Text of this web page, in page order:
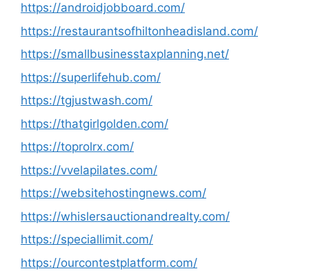
https://androidjobboard.com/
https://restaurantsofhiltonheadisland.com/
https://smallbusinesstaxplanning.net/
https://superlifehub.com/
https://tgjustwash.com/
https://thatgirlgolden.com/
https://toprolrx.com/
https://vvelapilates.com/
https://websitehostingnews.com/
https://whislersauctionandrealty.com/
https://speciallimit.com/
https://ourcontestplatform.com/